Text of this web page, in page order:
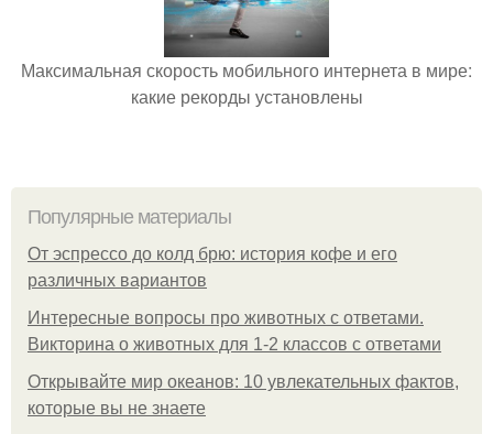
Максимальная скорость мобильного интернета в мире:
какие рекорды установлены
Популярные материалы
От эспрессо до колд брю: история кофе и его
различных вариантов
Интересные вопросы про животных с ответами.
Викторина о животных для 1-2 классов с ответами
Открывайте мир океанов: 10 увлекательных фактов,
которые вы не знаете